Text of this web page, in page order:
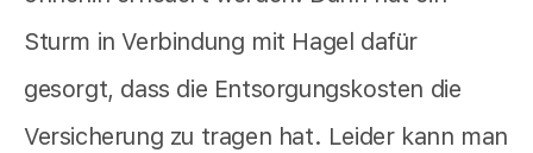
Sturm in Verbindung mit Hagel dafür
gesorgt, dass die Entsorgungskosten die
Versicherung zu tragen hat. Leider kann man